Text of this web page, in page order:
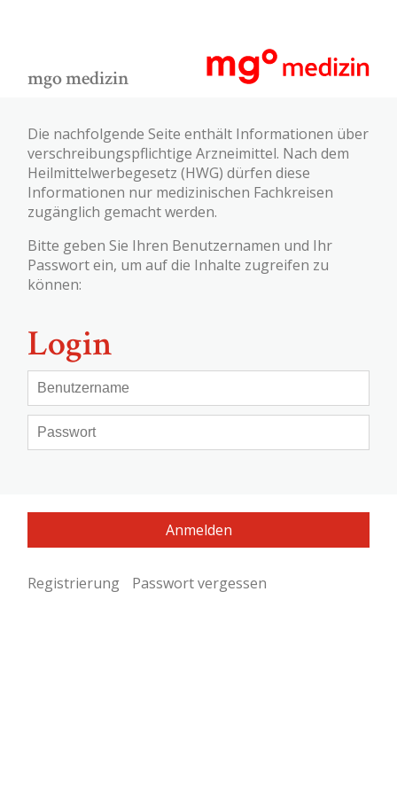
mgo medizin
Die nachfolgende Seite enthält Informationen über
verschreibungspflichtige Arzneimittel. Nach dem
Heilmittelwerbegesetz (HWG) dürfen diese
Informationen nur medizinischen Fachkreisen
zugänglich gemacht werden.
Bitte geben Sie Ihren Benutzernamen und Ihr
Passwort ein, um auf die Inhalte zugreifen zu
können:
Login
Registrierung Passwort vergessen